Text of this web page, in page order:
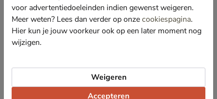
Ontvang € 10,- welkomstkorting
en blijf op de hoogte van leuke
acties en aanbiedingen!
E-mailadres Inschrijven
voor advertentiedoeleinden indien gewenst weigeren.
Meer weten? Lees dan verder op onzecookiespagina.
Hier kun je jouw voorkeur ook op een later moment nog
wijzigen.
Accepteren
Weigeren